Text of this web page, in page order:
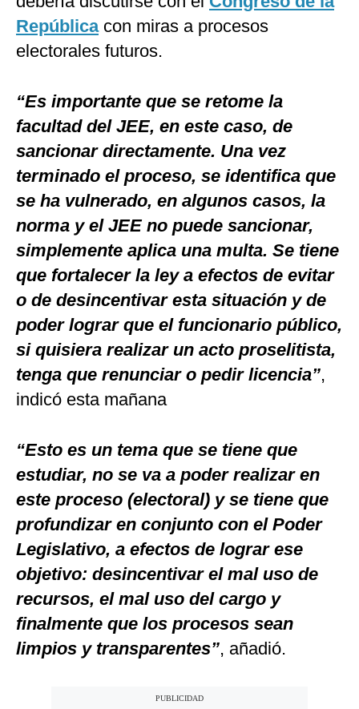
Repúblicacon miras a procesos
electorales futuros.
“Es importante que se retome la
facultad del JEE, en este caso, de
sancionar directamente. Una vez
terminado el proceso, se identifica que
se ha vulnerado, en algunos casos, la
norma y el JEE no puede sancionar,
simplemente aplica una multa. Se tiene
que fortalecer la ley a efectos de evitar
o de desincentivar esta situación y de
poder lograr que el funcionario público,
si quisiera realizar un acto proselitista,
tenga que renunciar o pedir licencia”,
indicó esta mañana
“Esto es un tema que se tiene que
estudiar, no se va a poder realizar en
este proceso (electoral) y se tiene que
profundizar en conjunto con el Poder
Legislativo, a efectos de lograr ese
objetivo: desincentivar el mal uso de
recursos, el mal uso del cargo y
finalmente que los procesos sean
limpios y transparentes”, añadió.